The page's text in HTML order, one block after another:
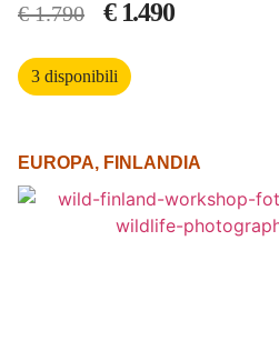
€1.790 €1.490
3 disponibili
EUROPA, FINLANDIA